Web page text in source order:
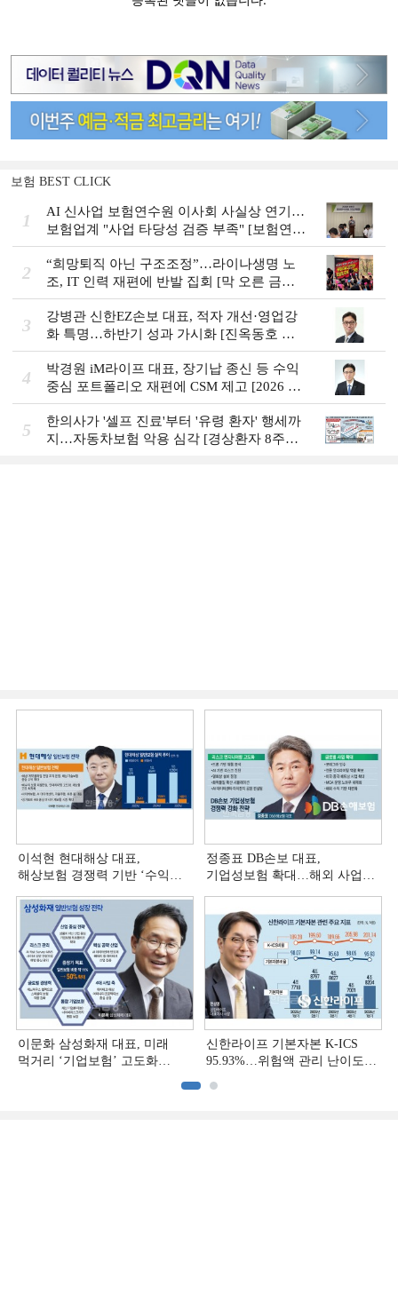
보험 BEST CLICK
1
AI 신사업 보험연수원 이사회 사실상 연기…
보험업계 "사업 타당성 검증 부족" [보험연수
원 AI사업 논란]
2
“희망퇴직 아닌 구조조정”…라이나생명 노
조, IT 인력 재편에 반발 집회 [막 오른 금융
권 하투(夏鬪)]
3
강병관 신한EZ손보 대표, 적자 개선·영업강
화 특명…하반기 성과 가시화 [진옥동호 신
한금융, 부스트업 점검]
4
박경원 iM라이프 대표, 장기납 종신 등 수익
중심 포트폴리오 재편에 CSM 제고 [2026 금
융사 상반기 실적]
5
한의사가 '셀프 진료'부터 '유령 환자' 행세까
지…자동차보험 악용 심각 [경상환자 8주룰
이석현 현대해상 대표,
해상보험 경쟁력 기반 ‘수익
(3)]
정종표 DB손보 대표,
기업성보험 확대…해외 사업
이문화 삼성화재 대표, 미래
먹거리 ‘기업보험’ 고도화
신한라이프 기본자본 K-ICS
95.93%…위험액 관리 난이도